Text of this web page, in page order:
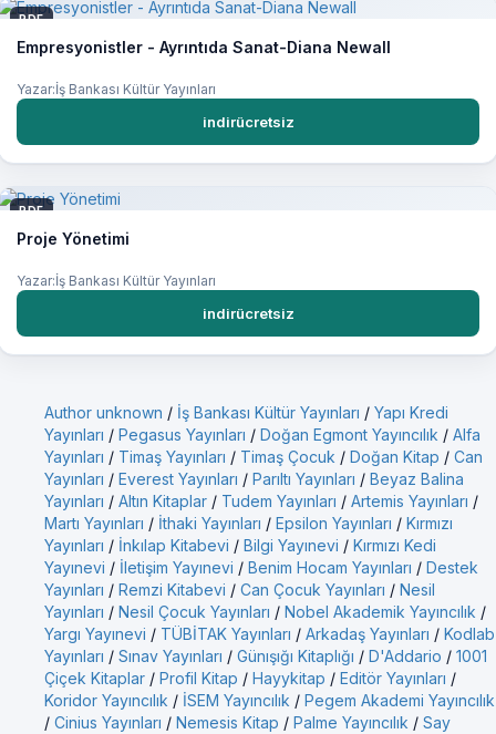
PDF
Empresyonistler - Ayrıntıda Sanat-Diana Newall
Yazar:İş Bankası Kültür Yayınları
indirücretsiz
PDF
Proje Yönetimi
Yazar:İş Bankası Kültür Yayınları
indirücretsiz
Author unknown / İş Bankası Kültür Yayınları / Yapı Kredi
Yayınları / Pegasus Yayınları / Doğan Egmont Yayıncılık / Alfa
Yayınları / Timaş Yayınları / Timaş Çocuk / Doğan Kitap / Can
Yayınları / Everest Yayınları / Parıltı Yayınları / Beyaz Balina
Yayınları / Altın Kitaplar / Tudem Yayınları / Artemis Yayınları /
Martı Yayınları / İthaki Yayınları / Epsilon Yayınları / Kırmızı
Yayınları / İnkılap Kitabevi / Bilgi Yayınevi / Kırmızı Kedi
Yayınevi / İletişim Yayınevi / Benim Hocam Yayınları / Destek
Yayınları / Remzi Kitabevi / Can Çocuk Yayınları / Nesil
Yayınları / Nesil Çocuk Yayınları / Nobel Akademik Yayıncılık /
Yargı Yayınevi / TÜBİTAK Yayınları / Arkadaş Yayınları / Kodlab
Yayınları / Sınav Yayınları / Günışığı Kitaplığı / D'Addario / 1001
Çiçek Kitaplar / Profil Kitap / Hayykitap / Editör Yayınları /
Koridor Yayıncılık / İSEM Yayıncılık / Pegem Akademi Yayıncılık
/ Cinius Yayınları / Nemesis Kitap / Palme Yayıncılık / Say